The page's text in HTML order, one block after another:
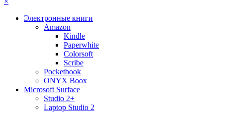
Электронные книги
Amazon
Kindle
Paperwhite
Colorsoft
Scribe
Pocketbook
ONYX Boox
Microsoft Surface
Studio 2+
Laptop Studio 2